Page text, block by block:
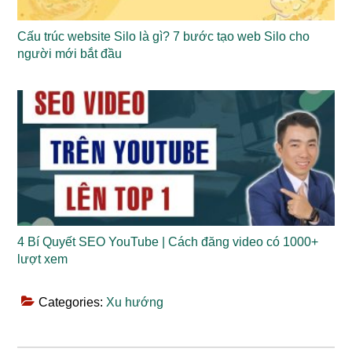
Cấu trúc website Silo là gì? 7 bước tạo web Silo cho
người mới bắt đầu
4 Bí Quyết SEO YouTube | Cách đăng video có 1000+
lượt xem
Categories: Xu hướng